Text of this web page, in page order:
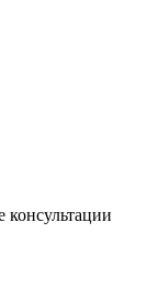
консультации